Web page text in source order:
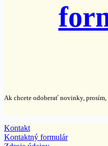
Ak chcete odoberať novinky, prosím,
Kontakt
Kontaktný formulár